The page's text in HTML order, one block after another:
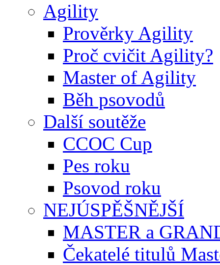
Agility
Prověrky Agility
Proč cvičit Agility?
Master of Agility
Běh psovodů
Další soutěže
CCOC Cup
Pes roku
Psovod roku
NEJÚSPĚŠNĚJŠÍ
MASTER a
Čekatelé titulů